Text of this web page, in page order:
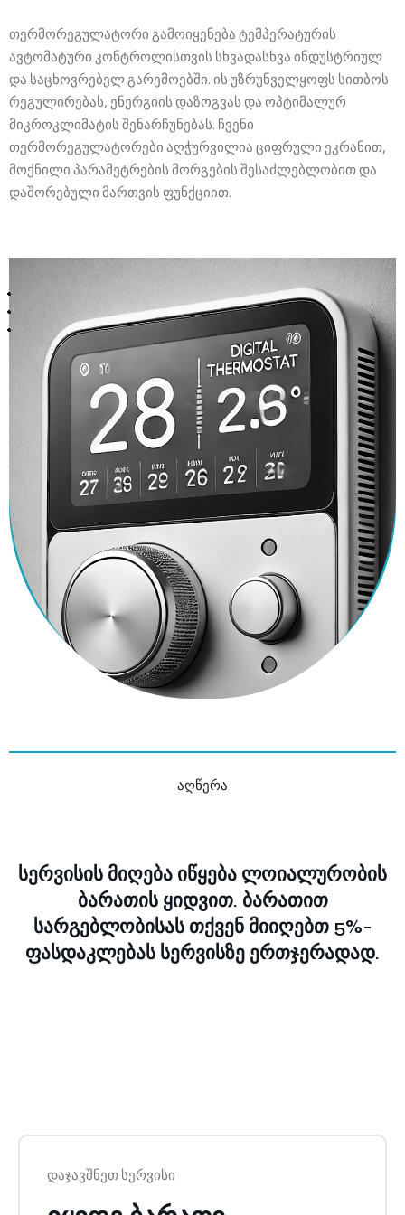
ცოდნის ბაზა
ჩატბოტი
ფორუმი
მხარდაჭერის მოთხოვნა
წესები და პირობები
კონფიდენციალურობის პოლიტიკა
ჩვენს შესახებ
კომპანიის ისტორია
კომპანიის შესახებ
მენეჯმენტი
კონტაქტი
თერმორეგულატორი გამოიყენება ტემპერატურის
ავტომატური კონტროლისთვის სხვადასხვა ინდუსტრიულ
და საცხოვრებელ გარემოებში. ის უზრუნველყოფს სითბოს
რეგულირებას, ენერგიის დაზოგვას და ოპტიმალურ
მიკროკლიმატის შენარჩუნებას. ჩვენი
თერმორეგულატორები აღჭურვილია ციფრული ეკრანით,
მოქნილი პარამეტრების მორგების შესაძლებლობით და
დაშორებული მართვის ფუნქციით.
აღწერა
სერვისის მიღება იწყება ლოიალურობის
ბარათის ყიდვით. ბარათით
სარგებლობისას თქვენ მიიღებთ 5%-
ფასდაკლებას სერვისზე ერთჯერადად.
დაჯავშნეთ სერვისი